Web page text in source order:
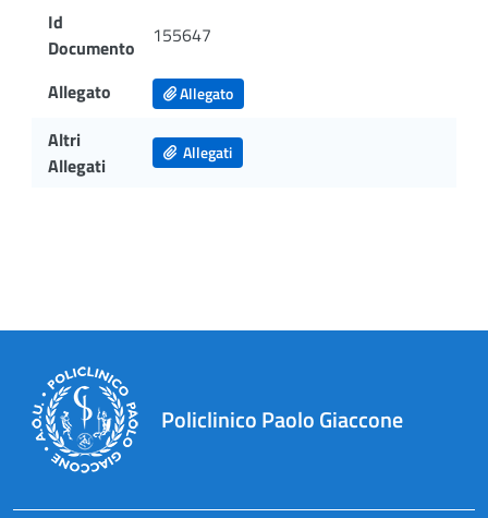
Id
Documento
155647
Allegato Allegato
Altri
Allegati
Allegati
Policlinico Paolo Giaccone